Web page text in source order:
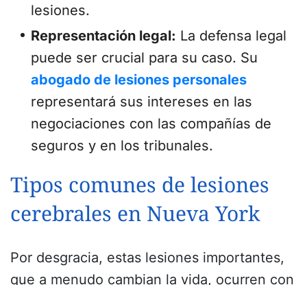
lesiones.
Representación legal: La defensa legal
puede ser crucial para su caso. Su
abogado de lesiones personales
representará sus intereses en las
negociaciones con las compañías de
seguros y en los tribunales.
Tipos comunes de lesiones
cerebrales en Nueva York
Por desgracia, estas lesiones importantes,
que a menudo cambian la vida, ocurren con